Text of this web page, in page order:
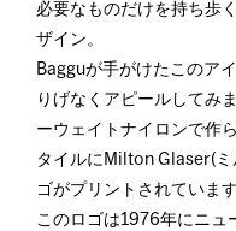
必要なものだけを持ち歩
ザイン。
Bagguが手がけたこのア
りげなくアピールしてみ
ーウェイトナイロンで作
タイルにMilton Glaser(ミ
ゴがプリントされています
このロゴは1976年にニュ